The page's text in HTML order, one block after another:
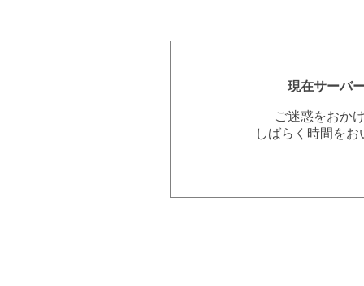
現在サーバ
ご迷惑をおか
しばらく時間を